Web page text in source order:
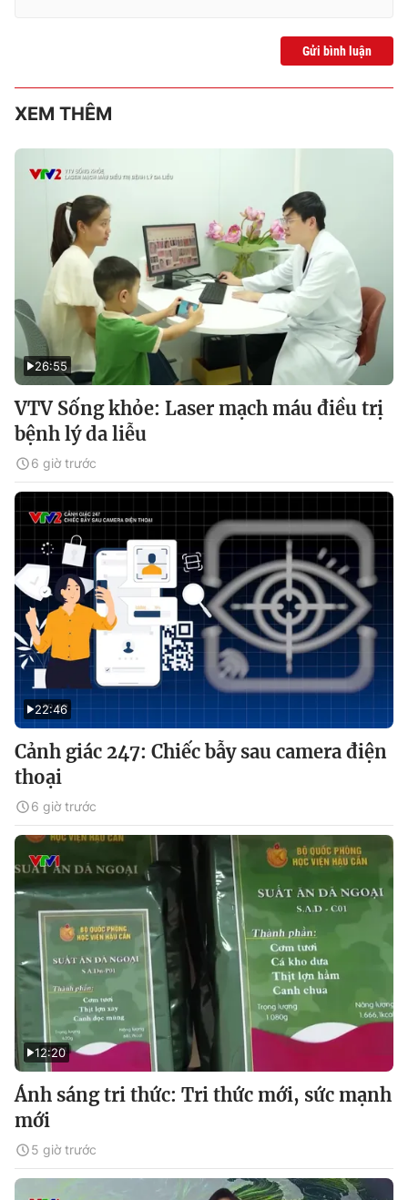
Gửi bình luận
XEM THÊM
26:55
VTV Sống khỏe: Laser mạch máu điều trị
bệnh lý da liễu
6 giờ trước
22:46
Cảnh giác 247: Chiếc bẫy sau camera điện
thoại
6 giờ trước
12:20
Ánh sáng tri thức: Tri thức mới, sức mạnh
mới
5 giờ trước